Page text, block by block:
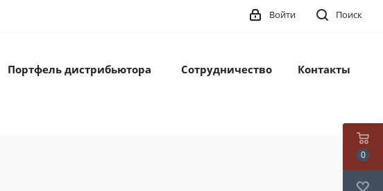
Поиск
Войти
Портфель дистрибьютора Сотрудничество Контакты
0